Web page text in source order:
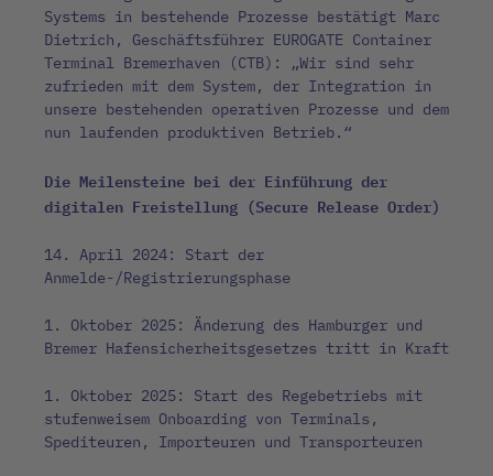
Systems in bestehende Prozesse bestätigt Marc
Dietrich, Geschäftsführer EUROGATE Container
Terminal Bremerhaven (CTB): „Wir sind sehr
zufrieden mit dem System, der Integration in
unsere bestehenden operativen Prozesse und dem
nun laufenden produktiven Betrieb.“
Die Meilensteine bei der Einführung der
digitalen Freistellung (Secure Release Order)
14. April 2024: Start der
Anmelde-/Registrierungsphase
1. Oktober 2025: Änderung des Hamburger und
Bremer Hafensicherheitsgesetzes tritt in Kraft
1. Oktober 2025: Start des Regebetriebs mit
stufenweisem Onboarding von Terminals,
Spediteuren, Importeuren und Transporteuren